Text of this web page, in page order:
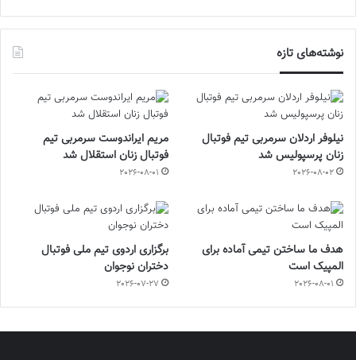
نوشته‌های تازه
نیلوفر اردلان سرمربی تیم فوتبال
زنان پرسپولیس شد
2026-08-02
مریم ایراندوست سرمربی تیم
فوتبال زنان استقلال شد
2026-08-01
هدف ما ساختن تیمی آماده برای
المپیک است
2026-08-01
برگزاری اردوی تیم ملی فوتبال
دختران نوجوان
2026-07-27